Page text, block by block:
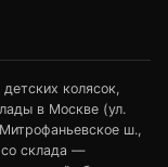
колясок,
в Москве (ул.
ш.,
со склада —